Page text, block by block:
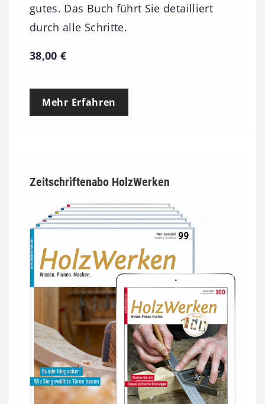
gutes. Das Buch führt Sie detailliert
durch alle Schritte.
38,00€
Mehr Erfahren
Zeitschriftenabo HolzWerken